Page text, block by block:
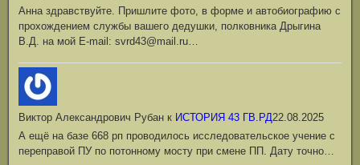
Анна здравствуйте. Пришлите фото, в форме и автобиографию с
прохождением службы вашего дедушки, полковника Дрыгина
В.Д. на мой Е-mail: svrd43@mail.ru…
Виктор Александрович Рубан к ИСТОРИЯ 43 ГВ.РД22.08.2025
А ещё на базе 668 рп проводилось исследовательское учение с
переправой ПУ по потонному мосту при смене ПП. Дату точно…